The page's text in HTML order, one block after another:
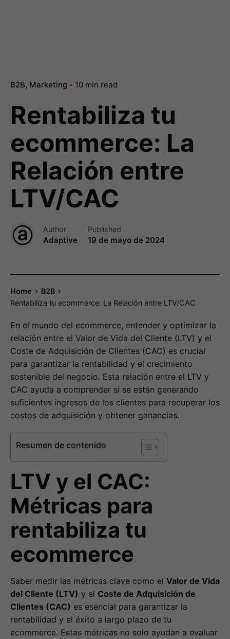
B2B Marketing 10 min read
Rentabiliza tu
ecommerce: La
Relación entre
LTV/CAC
Author
Adaptive
Published
19 de mayo de 2024
Home
B2B
Rentabiliza tu ecommerce: La Relación entre LTV/CAC
En el mundo del ecommerce, entender y optimizar la
relación entre el Valor de Vida del Cliente (LTV) y el
Coste de Adquisición de Clientes (CAC) es crucial
para garantizar la rentabilidad y el crecimiento
sostenible del negocio. Esta relación entre el LTV y
CAC ayuda a comprender si se están generando
suficientes ingresos de los clientes para recuperar los
costos de adquisición y obtener ganancias.
Resumen de contenido
LTV y el CAC:
Métricas para
rentabiliza tu
ecommerce
Saber medir las métricas clave como el Valor de Vida
del Cliente (LTV) y el Coste de Adquisición de
Clientes (CAC) es esencial para garantizar la
rentabilidad y el éxito a largo plazo de tu
ecommerce. Estas métricas no solo ayudan a evaluar